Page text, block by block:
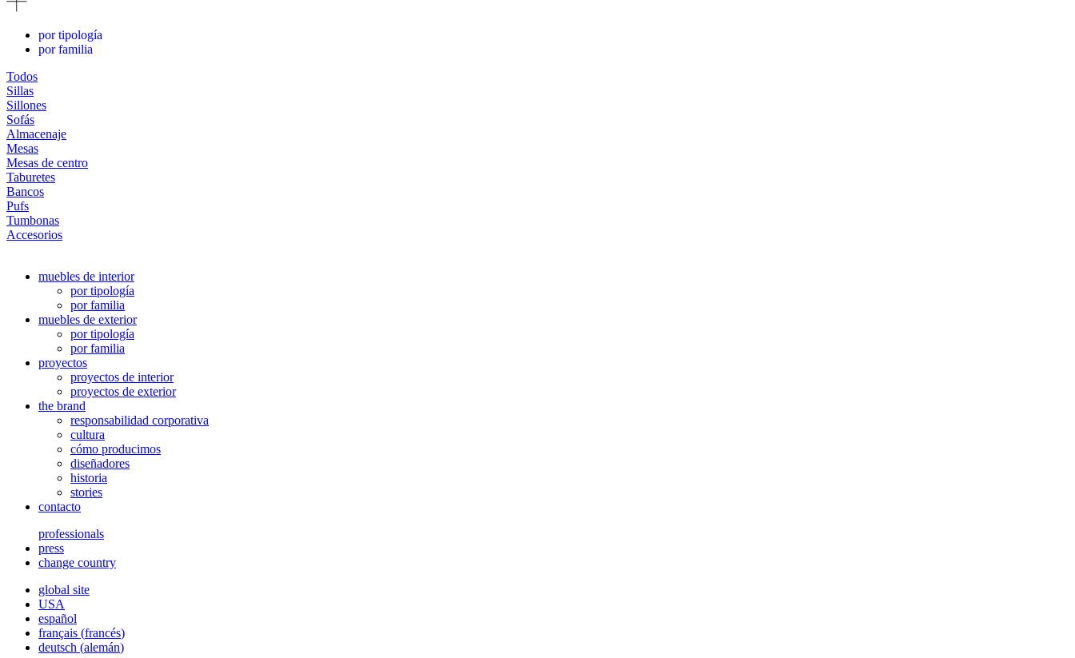
por tipología
por familia
Todos
Sillas
Sillones
Sofás
Almacenaje
Mesas
Mesas de centro
Taburetes
Bancos
Pufs
Tumbonas
Accesorios
muebles de interior
por tipología
por familia
muebles de exterior
por tipología
por familia
proyectos
proyectos de interior
proyectos de exterior
the brand
responsabilidad corporativa
cultura
cómo producimos
diseñadores
historia
stories
contacto
professionals
press
change country
global site
USA
español
français (francés)
deutsch (alemán)